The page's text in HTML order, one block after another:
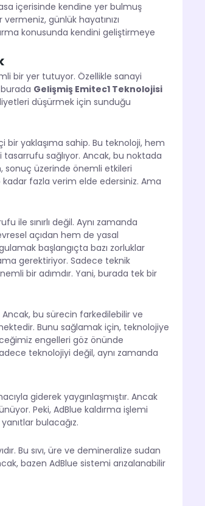
içerisinde kendine yer bulmuş
günlük hayatınızı
konusunda kendini geliştirmeye
bir yer tutuyor. Özellikle sanayi
Gelişmiş Emitec1 Teknolojisi
düşürmek için sunduğu
yaklaşıma sahip. Bu teknoloji, hem
sağlıyor. Ancak, bu noktada
sonuç üzerinde önemli etkileri
fazla verim elde edersiniz. Ama
ile sınırlı değil. Aynı zamanda
açıdan hem de yasal
başlangıçta bazı zorluklar
gerektiriyor. Sadece teknik
bir adımdır. Yani, burada tek bir
bu sürecin farkedilebilir ve
Bunu sağlamak için, teknolojiye
engelleri göz önünde
teknolojiyi değil, aynı zamanda
giderek yaygınlaşmıştır. Ancak
Peki, AdBlue kaldırma işlemi
bulacağız.
Bu sıvı, üre ve demineralize sudan
bazen AdBlue sistemi arızalanabilir